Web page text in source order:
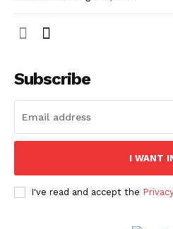
Subscribe
I WANT
I've read and accept the